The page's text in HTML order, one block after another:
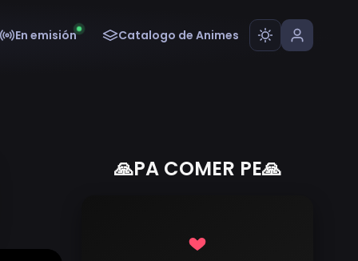
En emisión Catalogo de Animes
🙏PA COMER PE🙏